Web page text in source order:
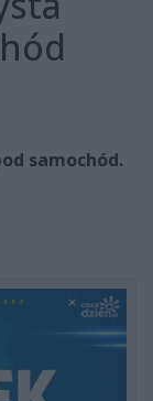
samochód.